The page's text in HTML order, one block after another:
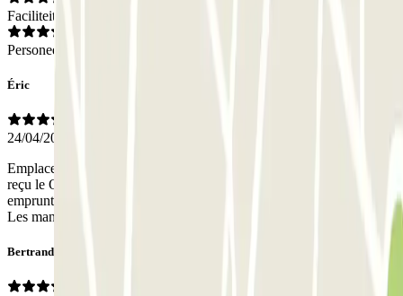
Faciliteiten
Personeel
Éric
24/04/2026
Emplacement parfait pour notre séjour ! Nous n'avons toutefois pas
reçu le QR code permettant d'ouvrir la porte piéton. Nous avons
emprunté le passage voiture. Les toilettes étaient également fermées.
Les manoeuvres ne sont pas si faciles à l'intérieur...
Bertrand